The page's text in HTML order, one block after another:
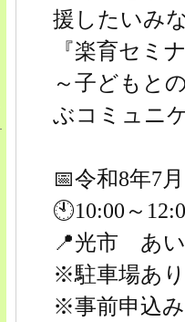
援したいみ
『楽育セミ
～子どもと
ぶコミュニ
📅令和8年7
🕙10:00～
📍光市 あ
※駐車場あり
※事前申込